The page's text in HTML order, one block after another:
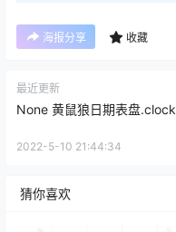
海报分享 收藏
最近更新
None 黄鼠狼日期表盘.clock
2022-5-10 21:44:34
猜你喜欢